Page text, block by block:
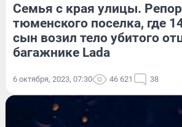
Семья с края улицы.
тюменского поселка, где
сын возил тело убитого
багажнике Lada
6 октября, 2023, 07:30 46 621 38